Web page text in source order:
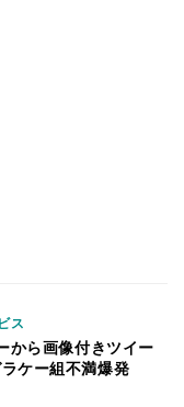
ス
ら画像付きツイー
ケー組不満爆発